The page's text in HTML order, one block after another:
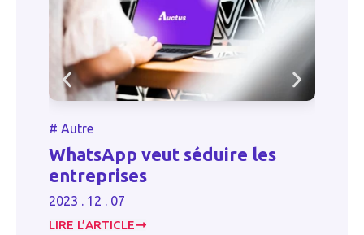
# Autre
WhatsApp veut séduire les
entreprises
2023 . 12 . 07
LIRE L’ARTICLE